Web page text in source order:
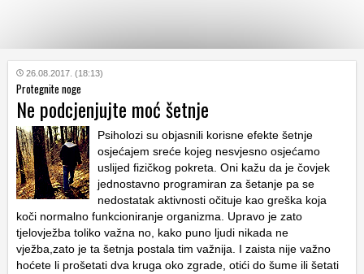
KATEGORIJE
HRVATSKI
WEB
26.08.2017. (18:13)
Protegnite noge
Ne podcjenjujte moć šetnje
Psiholozi su objasnili korisne efekte šetnje
osjećajem sreće kojeg nesvjesno osjećamo
uslijed fizičkog pokreta. Oni kažu da je čovjek
jednostavno programiran za šetanje pa se
nedostatak aktivnosti očituje kao greška koja
koči normalno funkcioniranje organizma. Upravo je zato
tjelovježba toliko važna no, kako puno ljudi nikada ne
vježba,zato je ta šetnja postala tim važnija. I zaista nije važno
hoćete li prošetati dva kruga oko zgrade, otići do šume ili šetati